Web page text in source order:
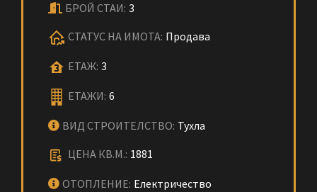
БРОЙ СТАИ: 3
СТАТУС НА ИМОТА: Продава
ЕТАЖ: 3
ЕТАЖИ: 6
ВИД СТРОИТЕЛСТВО: Тухла
ЦЕНА КВ.М.: 1881
ОТОПЛЕНИЕ: Електричество